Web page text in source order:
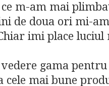
m-am mai
de doua ori mi-
imi place
gama
cele mai bune